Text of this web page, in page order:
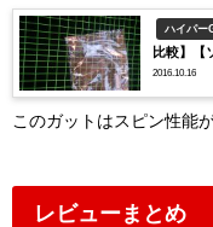
ハイパー
比較】【
2016.10.16
このガットはスピン性能
レビューまとめ